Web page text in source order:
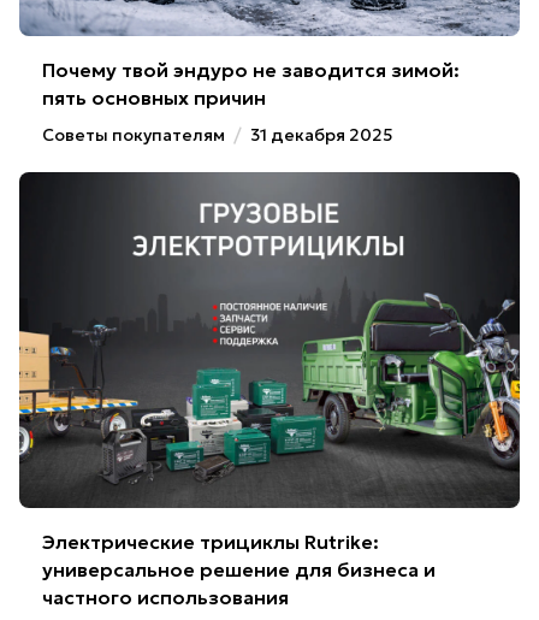
Почему твой эндуро не заводится зимой:
пять основных причин
Советы покупателям / 31 декабря 2025
Электрические трициклы Rutrike:
универсальное решение для бизнеса и
частного использования